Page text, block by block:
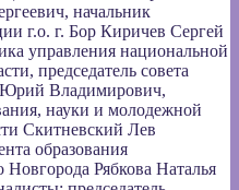
начальник
г.о. г. Бор Киричев Сергей
управления национальной
председатель совета
Юрий Владимирович,
науки и молодежной
Скитневский Лев
образования
Рябкова Наталья